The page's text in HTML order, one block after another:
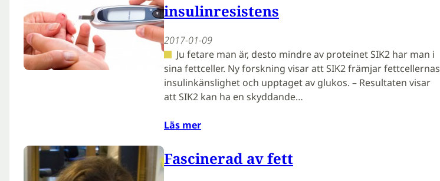
insulinresistens
2017-01-09
Ju fetare man är, desto mindre av proteinet SIK2 har man i
sina fettceller. Ny forskning visar att SIK2 främjar fettcellernas
insulinkänslighet och upptaget av glukos. – Resultaten visar
att SIK2 kan ha en skyddande…
Läs mer
Fascinerad av fett